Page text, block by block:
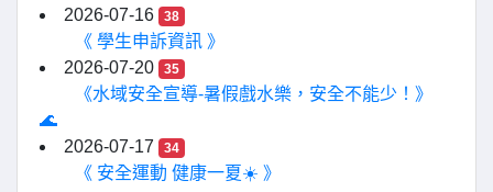
2026-07-16
38
《 學生申訴資訊 》
2026-07-20
35
《水域安全宣導-暑假戲水樂，安全不能少！》
🌊
2026-07-17
34
《 安全運動 健康一夏☀️ 》